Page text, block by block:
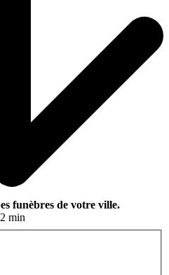
funèbres de votre ville.
min